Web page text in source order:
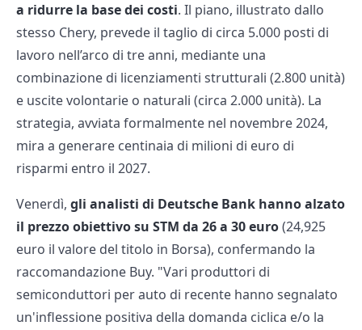
a ridurre la base dei costi. Il piano, illustrato dallo
stesso Chery, prevede il taglio di circa 5.000 posti di
lavoro nell’arco di tre anni, mediante una
combinazione di licenziamenti strutturali (2.800 unità)
e uscite volontarie o naturali (circa 2.000 unità). La
strategia, avviata formalmente nel novembre 2024,
mira a generare centinaia di milioni di euro di
risparmi entro il 2027.
Venerdì, gli analisti di Deutsche Bank hanno alzato
il prezzo obiettivo su STM da 26 a 30 euro(24,925
euro il valore del titolo in Borsa), confermando la
raccomandazione Buy. "Vari produttori di
semiconduttori per auto di recente hanno segnalato
un'inflessione positiva della domanda ciclica e/o la